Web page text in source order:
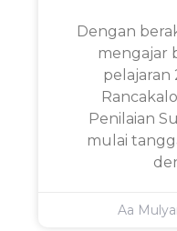
Dengan
mengajar
pelajaran
Penilaian
mulai
Aa